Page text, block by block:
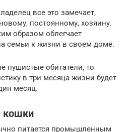
все это замечает,
постоянному, хозяину.
образом облегчает
семьи к жизни в своем доме.
пушистые обитатели, то
в три месяца жизни будет
месяц.
кошки
питается промышленным